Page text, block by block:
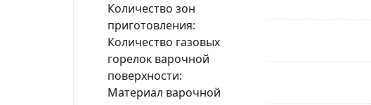
Количество зон
приготовления
Количество газовых
горелок варочной
поверхности
Материал варочной